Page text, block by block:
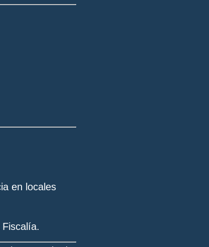
en locales